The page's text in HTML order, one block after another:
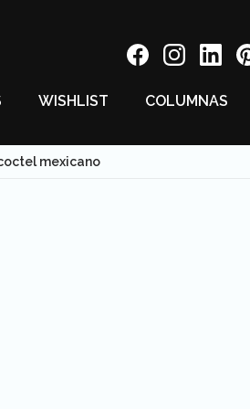
WISHLIST COLUMNAS
mexicano